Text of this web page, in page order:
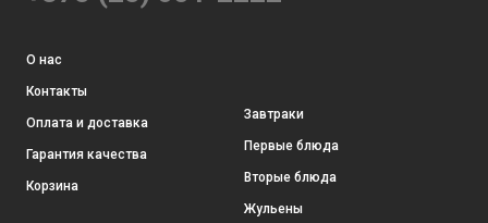
О нас
Контакты
Оплата и доставка
Гарантия качества
Корзина
Завтраки
Первые блюда
Вторые блюда
Жульены